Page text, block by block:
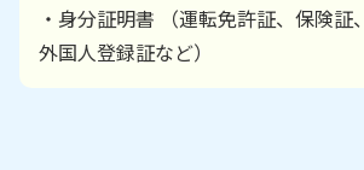
・身分証明書 （運転免許証、保険証
外国人登録証など）